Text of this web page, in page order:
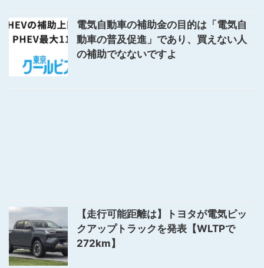
電気自動車の補助金の目的は「電気自
動車の普及促進」であり、買えない人
の補助でなないですよ
【走行可能距離は】トヨタが電気ピッ
クアップトラックを発表【WLTPで
272km】